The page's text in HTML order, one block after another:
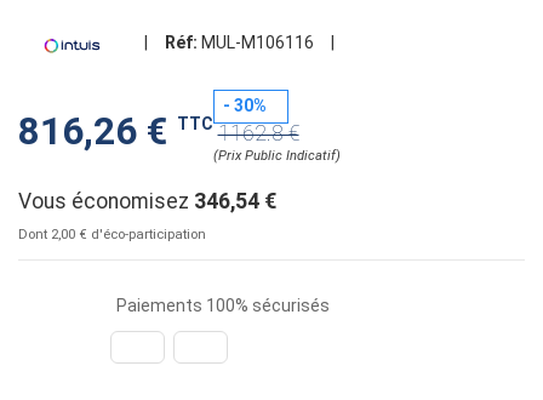
Réf: MUL-M106116
816,26 € TTC
- 30%
1162.8 €
(Prix Public Indicatif)
Vous économisez 346,54 €
Dont 2,00 € d'éco-participation
Paiements 100% sécurisés